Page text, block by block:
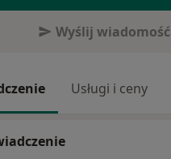
Wyślij wiadomość
Usługi i ceny